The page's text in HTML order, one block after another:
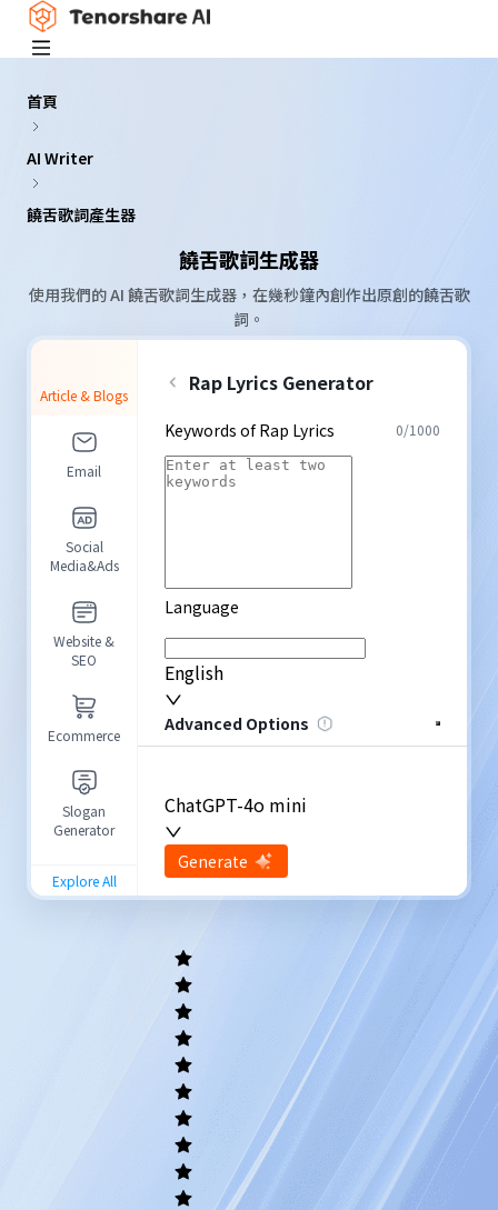
首頁
AI Writer
饒舌歌詞產生器
饒舌歌詞生成器
使用我們的 AI 饒舌歌詞生成器，在幾秒鐘內創作出原創的饒舌歌
詞。
Article & Blogs
Email
Social
Media&Ads
Website &
SEO
Ecommerce
Slogan
Generator
General
Explore All
Rap Lyrics Generator
Keywords of Rap Lyrics 0/1000
Language
English
Advanced Options
ChatGPT-4o mini
Generate